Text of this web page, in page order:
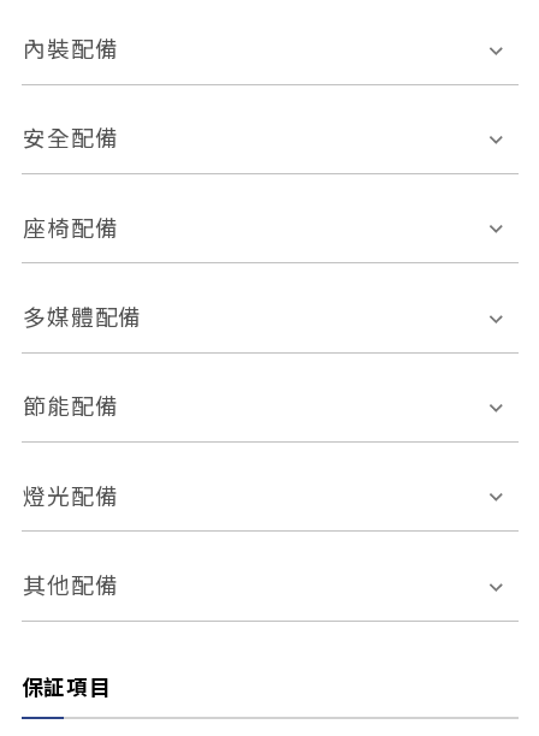
電動天窗
後視鏡方向指示燈
內裝配備
多功能方向盤
恆溫空調
安全配備
前座正面氣囊
ABS防鎖死
車道偏離警示
自動停車系統 盲點偵測系統
倒車雷達
座椅配備
皮椅
無
有
多媒體配備
外部音源接入
節能配備
引擎啟閉系統
燈光配備
感應頭燈
頭燈光源
其他配備
保証項目